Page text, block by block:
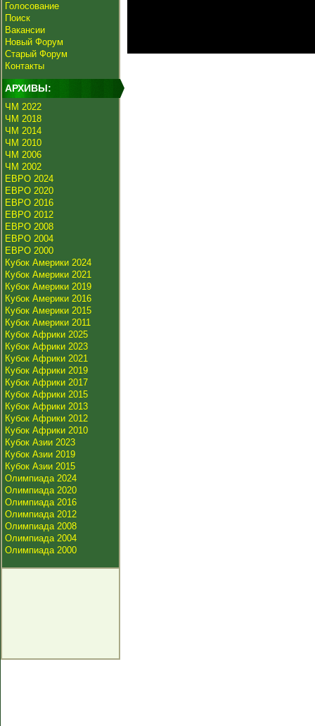
Голосование
Поиск
Вакансии
Новый Форум
Старый Форум
Контакты
АРХИВЫ:
ЧМ 2022
ЧМ 2018
ЧМ 2014
ЧМ 2010
ЧМ 2006
ЧМ 2002
ЕВРО 2024
ЕВРО 2020
ЕВРО 2016
ЕВРО 2012
ЕВРО 2008
ЕВРО 2004
ЕВРО 2000
Кубок Америки 2024
Кубок Америки 2021
Кубок Америки 2019
Кубок Америки 2016
Кубок Америки 2015
Кубок Америки 2011
Кубок Африки 2025
Кубок Африки 2023
Кубок Африки 2021
Кубок Африки 2019
Кубок Африки 2017
Кубок Африки 2015
Кубок Африки 2013
Кубок Африки 2012
Кубок Африки 2010
Кубок Азии 2023
Кубок Азии 2019
Кубок Азии 2015
Олимпиада 2024
Олимпиада 2020
Олимпиада 2016
Олимпиада 2012
Олимпиада 2008
Олимпиада 2004
Олимпиада 2000